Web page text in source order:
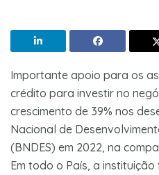
Importante apoio para os
crédito para investir no
crescimento de 39% nos
Nacional de
(BNDES) em 2022, na
Em todo o País, a